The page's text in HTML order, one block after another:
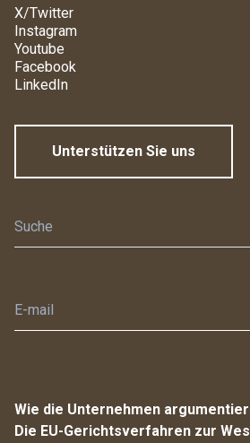
X/Twitter
Instagram
Youtube
Facebook
LinkedIn
Unterstützen Sie uns
Wie die Unternehmen
Die EU-Gerichtsverfahren zur